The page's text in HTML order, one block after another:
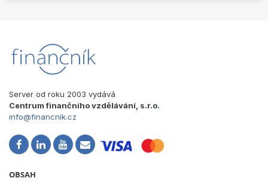
Server od roku 2003 vydává
Centrum finančního vzdělávání, s.r.o.
info@financnik.cz
OBSAH